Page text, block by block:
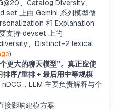
、Catalog Diversity、
set 上由 Gemini 系列模型做
和 Explanation
支持 devset 上的
、Distinct-2 lexical
)
更大的聊天模型”。真正应使
排序/重排 + 最后用中等规模
，LLM 主要负责解释与个
接影响建模方案